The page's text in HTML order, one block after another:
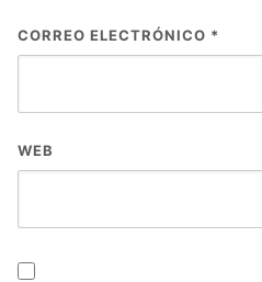
CORREO ELECTRÓNICO *
WEB